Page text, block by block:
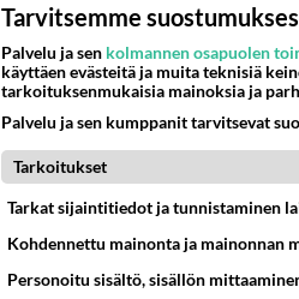
Tarvitsemme
Palvelu ja sen kolmannen osapuolen
käyttäen evästeitä ja muita teknisiä
tarkoituksenmukaisia mainoksia ja
Palvelu ja sen kumppanit tarvitsevat
Tarkoitukset
Tarkat sijaintitiedot ja tunnistaminen
Kohdennettu mainonta ja mainonnan
Personoitu sisältö, sisällön